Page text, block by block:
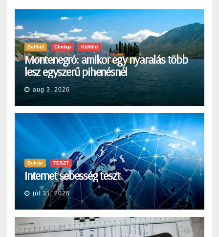
Belföld Címlap Külföld
Montenegró: amikor egy nyaralás több
lesz egyszerű pihenésnél
aug 3, 2026
Bulvár TESZT
Internet sebesség teszt
júl 31, 2026